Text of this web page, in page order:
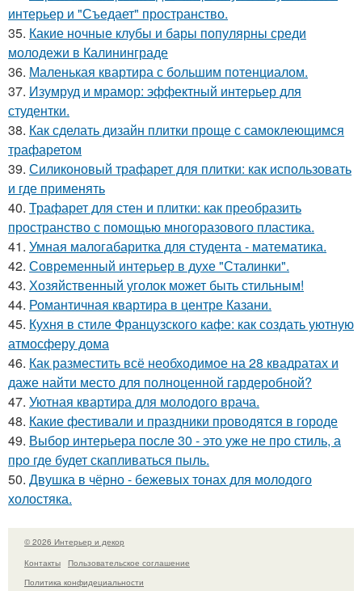
интерьер и "Съедает" пространство.
35. Какие ночные клубы и бары популярны среди
молодежи в Калининграде
36. Маленькая квартира с большим потенциалом.
37. Изумруд и мрамор: эффектный интерьер для
студентки.
38. Как сделать дизайн плитки проще с самоклеющимся
трафаретом
39. Силиконовый трафарет для плитки: как использовать
и где применять
40. Трафарет для стен и плитки: как преобразить
пространство с помощью многоразового пластика.
41. Умная малогабаритка для студента - математика.
42. Современный интерьер в духе "Сталинки".
43. Хозяйственный уголок может быть стильным!
44. Романтичная квартира в центре Казани.
45. Кухня в стиле Французского кафе: как создать уютную
атмосферу дома
46. Как разместить всё необходимое на 28 квадратах и
даже найти место для полноценной гардеробной?
47. Уютная квартира для молодого врача.
48. Какие фестивали и праздники проводятся в городе
49. Выбор интерьера после 30 - это уже не про стиль, а
про где будет скапливаться пыль.
50. Двушка в чёрно - бежевых тонах для молодого
холостяка.
© 2026 Интерьер и декор
Контакты
Пользовательское соглашение
Политика конфидециальности